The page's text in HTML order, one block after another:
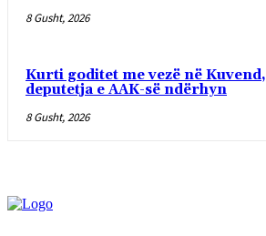
8 Gusht, 2026
Kurti goditet me vezë në Kuvend,
deputetja e AAK-së ndërhyn
8 Gusht, 2026